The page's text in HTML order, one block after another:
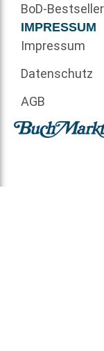
BoD-Bestseller
IMPRESSUM
Impressum
Datenschutz
AGB